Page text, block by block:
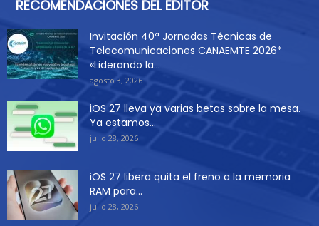
RECOMENDACIONES DEL EDITOR
Invitación 40ª Jornadas Técnicas de
Telecomunicaciones CANAEMTE 2026*
«Liderando la...
agosto 3, 2026
iOS 27 lleva ya varias betas sobre la mesa.
Ya estamos...
julio 28, 2026
iOS 27 libera quita el freno a la memoria
RAM para...
julio 28, 2026